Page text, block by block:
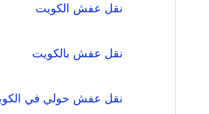
نقل عفش الكويت
نقل عفش بالكويت
نقل عفش حولي في